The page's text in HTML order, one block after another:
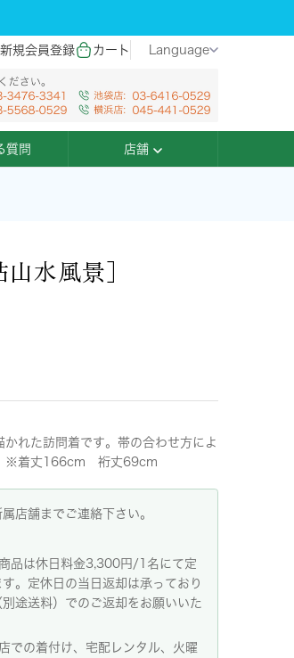
新規会員登録 カート Language
質問 店舗
水風景］
かれた訪問着です。帯の合わせ方によ
。※着丈166cm 裄丈69cm
店舗までご連絡下さい。
品は休日料金3,300円/1名にて定
。定休日の当日返却は承っており
途送料）でのご返却をお願いいた
での着付け、宅配レンタル、火曜